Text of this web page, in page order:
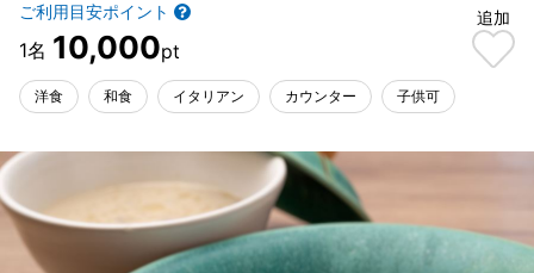
ご利用目安ポイント
10,000
追加
洋食 和食 イタリアン カウンター 子供可